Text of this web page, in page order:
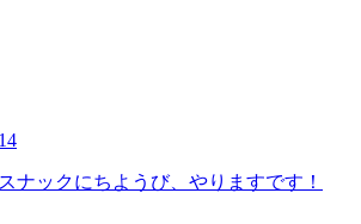
ナックにちようび、やりますです！